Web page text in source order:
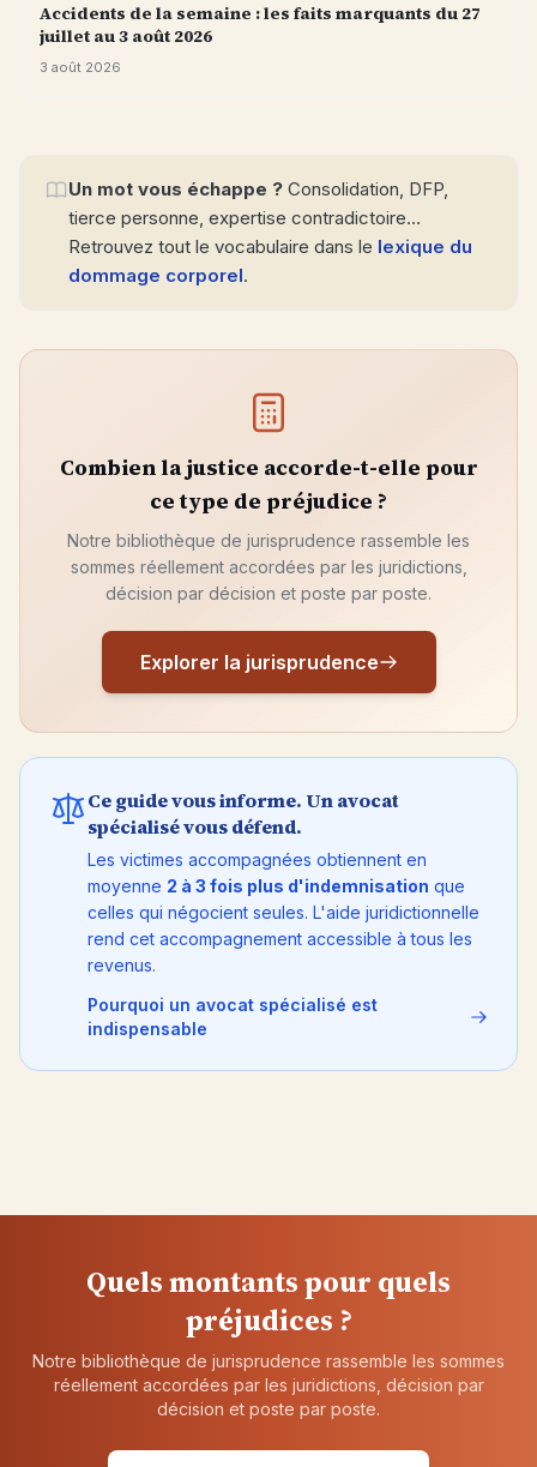
Accidents de la semaine : les faits marquants du 27
juillet au 3 août 2026
3 août 2026
Un mot vous échappe ? Consolidation, DFP,
tierce personne, expertise contradictoire…
Retrouvez tout le vocabulaire dans le lexique du
dommage corporel.
Combien la justice accorde-t-elle pour
ce type de préjudice ?
Notre bibliothèque de jurisprudence rassemble les
sommes réellement accordées par les juridictions,
décision par décision et poste par poste.
Explorer la jurisprudence
Ce guide vous informe. Un avocat
spécialisé vous défend.
Les victimes accompagnées obtiennent en
moyenne 2 à 3 fois plus d'indemnisation que
celles qui négocient seules. L'aide juridictionnelle
rend cet accompagnement accessible à tous les
revenus.
Pourquoi un avocat spécialisé est
indispensable
Quels montants pour quels
préjudices ?
Notre bibliothèque de jurisprudence rassemble les sommes
réellement accordées par les juridictions, décision par
décision et poste par poste.